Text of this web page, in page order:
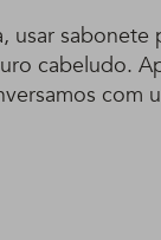
usar
cabeludo.
com